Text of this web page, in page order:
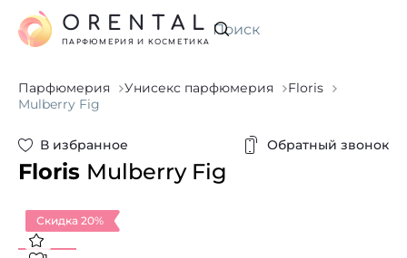
Искать
ORENTAL
ПАРФЮМЕРИЯ И КОСМЕТИКА
Парфюмерия Унисекс парфюмерия
Floris
Mulberry Fig
В избранное Обратный звонок
Floris Mulberry Fig
Скидка 20%